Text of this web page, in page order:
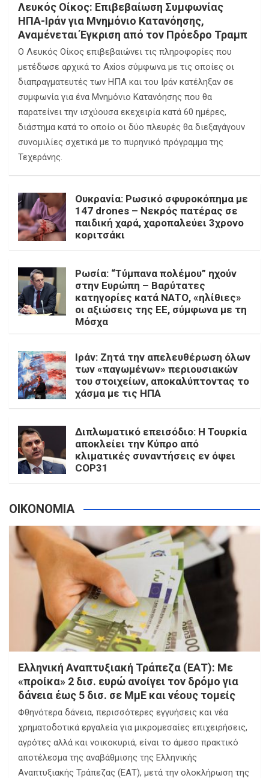
Λευκός Οίκος: Επιβεβαίωση Συμφωνίας
ΗΠΑ-Ιράν για Μνημόνιο Κατανόησης,
Αναμένεται Έγκριση από τον Πρόεδρο Τραμπ
Ο Λευκός Οίκος επιβεβαιώνει τις πληροφορίες που
μετέδωσε αρχικά το Axios σύμφωνα με τις οποίες οι
διαπραγματευτές των ΗΠΑ και του Ιράν κατέληξαν σε
συμφωνία για ένα Μνημόνιο Κατανόησης που θα
παρατείνει την ισχύουσα εκεχειρία κατά 60 ημέρες,
διάστημα κατά το οποίο οι δύο πλευρές θα διεξαγάγουν
συνομιλίες σχετικά με το πυρηνικό πρόγραμμα της
Τεχεράνης.
Ουκρανία: Ρωσικό σφυροκόπημα με
147 drones – Νεκρός πατέρας σε
παιδική χαρά, χαροπαλεύει 3χρονο
κοριτσάκι
Ρωσία: “Τύμπανα πολέμου” ηχούν
στην Ευρώπη – Βαρύτατες
κατηγορίες κατά ΝΑΤΟ, «ηλίθιες»
οι αξιώσεις της ΕΕ, σύμφωνα με τη
Μόσχα
Ιράν: Ζητά την απελευθέρωση όλων
των «παγωμένων» περιουσιακών
του στοιχείων, αποκαλύπτοντας το
χάσμα με τις ΗΠΑ
Διπλωματικό επεισόδιο: Η Τουρκία
αποκλείει την Κύπρο από
κλιματικές συναντήσεις εν όψει
COP31
ΟΙΚΟΝΟΜΙΑ
Ελληνική Αναπτυξιακή Τράπεζα (ΕΑΤ): Με
«προίκα» 2 δισ. ευρώ ανοίγει τον δρόμο για
δάνεια έως 5 δισ. σε ΜμΕ και νέους τομείς
Φθηνότερα δάνεια, περισσότερες εγγυήσεις και νέα
χρηματοδοτικά εργαλεία για μικρομεσαίες επιχειρήσεις,
αγρότες αλλά και νοικοκυριά, είναι το άμεσο πρακτικό
αποτέλεσμα της αναβάθμισης της Ελληνικής
Αναπτυξιακής Τράπεζας (ΕΑΤ), μετά την ολοκλήρωση της